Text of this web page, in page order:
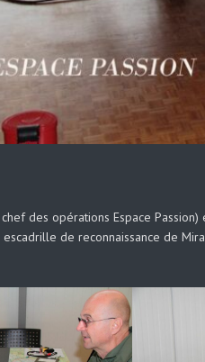
des opérations Espace
escadrille de reconnaissance de